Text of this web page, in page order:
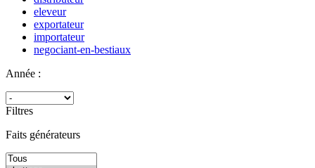
eleveur
exportateur
importateur
negociant-en-bestiaux
Année :
Filtres
Faits générateurs